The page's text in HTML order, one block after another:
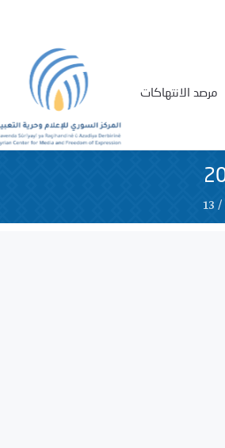
مرصد الانتهاكات
/
13